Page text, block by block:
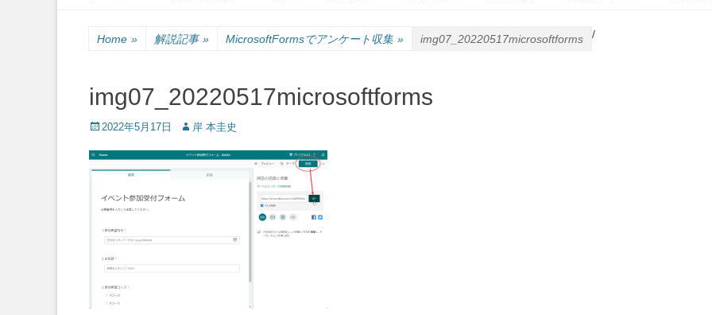
Home » 解説記事 » /
MicrosoftFormsでアンケート収集 » img07_20220517microsoftforms
img07_20220517microsoftforms
Posted
2022年5月17日 Author
岸 本圭史